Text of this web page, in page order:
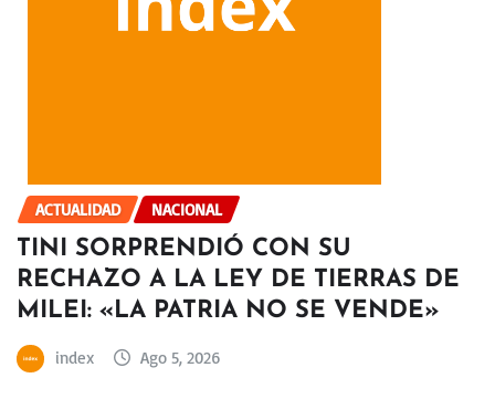
ACTUALIDAD NACIONAL
TINI SORPRENDIÓ CON SU
RECHAZO A LA LEY DE TIERRAS DE
MILEI: «LA PATRIA NO SE VENDE»
index Ago 5, 2026